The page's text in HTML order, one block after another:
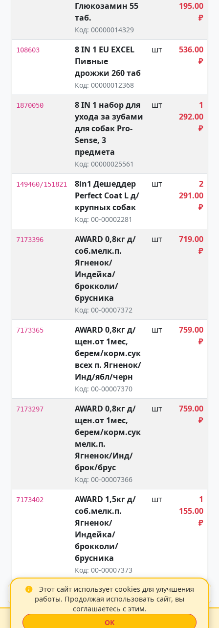
Глюкозамин 55
таб.
Код: 00000014329
195.00
₽
108603
8 IN 1 EU EXCEL
Пивные
дрожжи 260 таб
Код: 00000012368
шт
536.00
₽
1870050
8 IN 1 набор для
ухода за зубами
для собак Pro-
Sense, 3
предмета
Код: 00000025561
шт
1
292.00
₽
149460/151821
8in1 Дешеддер
Perfect Coat L д/
крупных собак
Код: 00-00002281
шт
2
291.00
₽
7173396
AWARD 0,8кг д/
соб.мелк.п.
Ягненок/
Индейка/
брокколи/
брусника
Код: 00-00007372
шт
719.00
₽
7173365
AWARD 0,8кг д/
щен.от 1мес,
берем/корм.сук
всех п. Ягненок/
Инд/ябл/черн
Код: 00-00007370
шт
759.00
₽
7173297
AWARD 0,8кг д/
щен.от 1мес,
берем/корм.сук
мелк.п.
Ягненок/Инд/
брок/брус
Код: 00-00007366
шт
759.00
₽
7173402
AWARD 1,5кг д/
соб.мелк.п.
Ягненок/
Индейка/
брокколи/
брусника
Код: 00-00007373
шт
1
155.00
₽
1 2 3 4 5 6 7 8 9 10
Zoo21 2026
Этот сайт использует cookies для улучшения
работы. Продолжая использовать сайт, вы
соглашаетесь с этим.
OK